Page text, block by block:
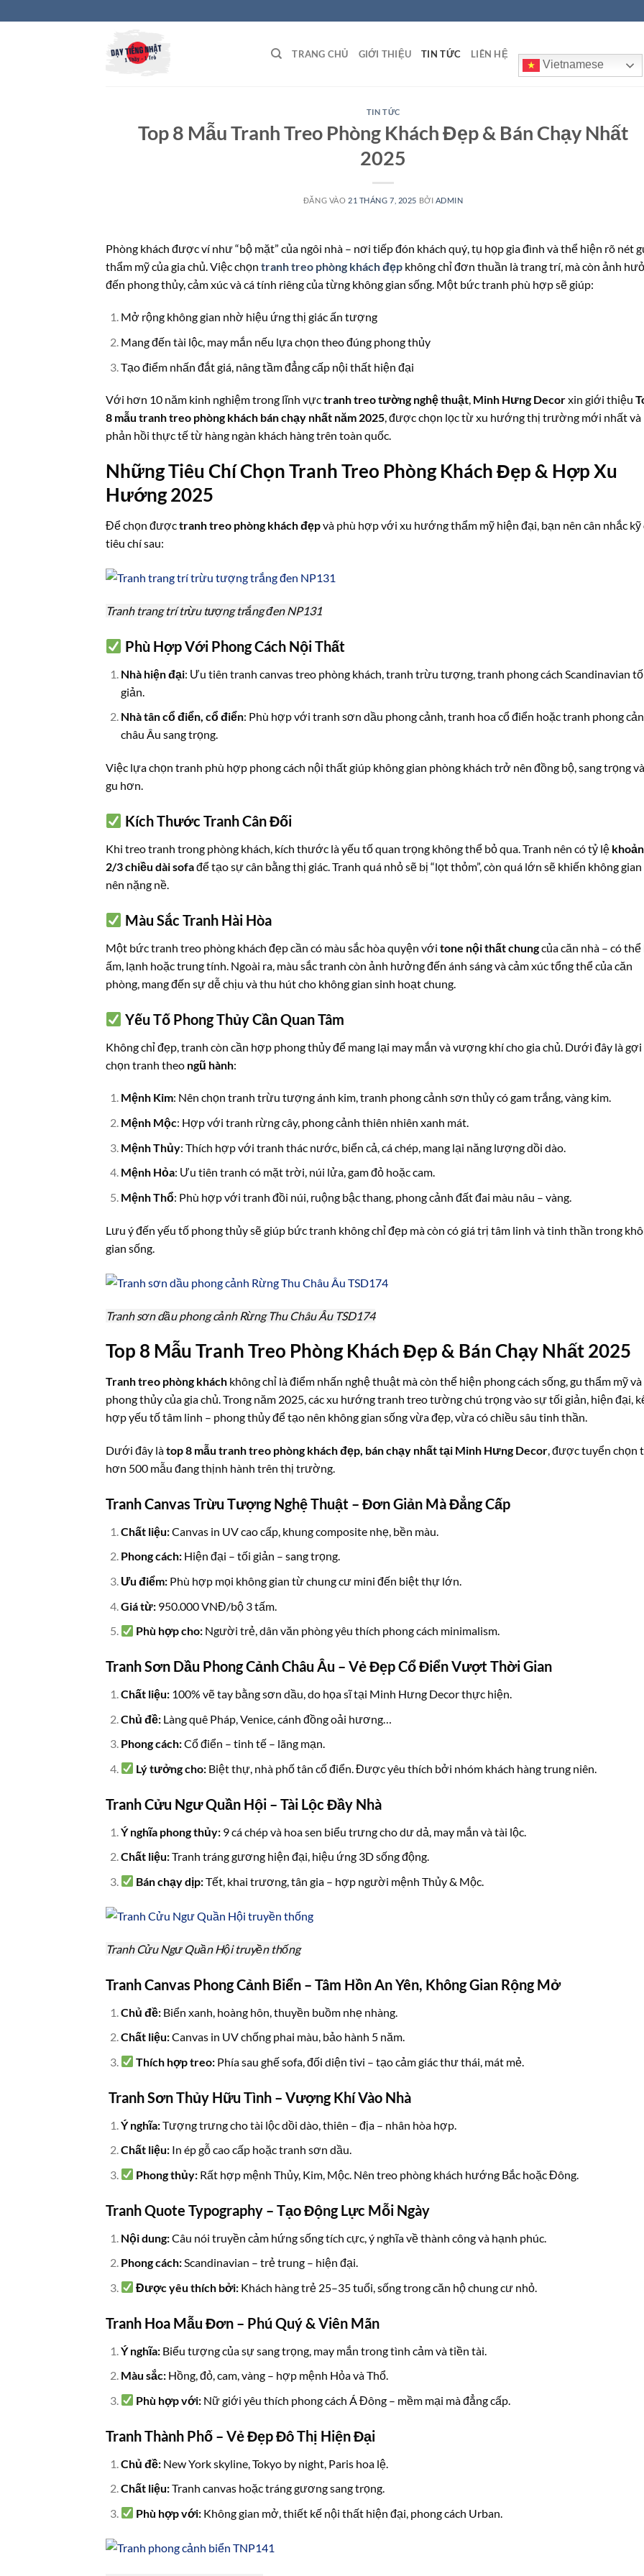
qua
TRANG CHỦ GIỚI THIỆU TIN TỨC LIÊN HỆ
Vietnamese
TIN TỨC
Top 8 Mẫu Tranh Treo Phòng Khách Đẹp & Bán Chạy Nhất
2025
ĐĂNG VÀO 21 THÁNG 7, 2025 BỞI ADMIN
Phòng khách được ví như “bộ mặt” của ngôi nhà – nơi tiếp đón khách quý, tụ họp gia đình và thể hiện rõ nét
thẩm mỹ của gia chủ. Việc chọn tranh treo phòng khách đẹp không chỉ đơn thuần là trang trí, mà còn ảnh
đến phong thủy, cảm xúc và cá tính riêng của từng không gian sống. Một bức tranh phù hợp sẽ giúp:
Mở rộng không gian nhờ hiệu ứng thị giác ấn tượng
Mang đến tài lộc, may mắn nếu lựa chọn theo đúng phong thủy
Tạo điểm nhấn đắt giá, nâng tầm đẳng cấp nội thất hiện đại
Với hơn 10 năm kinh nghiệm trong lĩnh vựctranh treo tường nghệ thuật, Minh Hưng Decorxin giới thiệu
8 mẫu tranh treo phòng khách bán chạy nhất năm 2025, được chọn lọc từ xu hướng thị trường mới nhất và
phản hồi thực tế từ hàng ngàn khách hàng trên toàn quốc.
Những Tiêu Chí Chọn Tranh Treo Phòng Khách Đẹp & Hợp Xu
Hướng 2025
Để chọn đượctranh treo phòng khách đẹpvà phù hợp với xu hướng thẩm mỹ hiện đại, bạn nên cân nhắc kỹ
tiêu chí sau:
Tranh trang trí trừu tượng trắng đen NP131
Phù Hợp Với Phong Cách Nội Thất
Nhà hiện đại: Ưu tiên tranh canvas treo phòng khách, tranh trừu tượng, tranh phong cách Scandinavian
giản.
Nhà tân cổ điển, cổ điển: Phù hợp với tranh sơn dầu phong cảnh, tranh hoa cổ điển hoặc tranh phong
châu Âu sang trọng.
Việc lựa chọn tranh phù hợp phong cách nội thất giúp không gian phòng khách trở nên đồng bộ, sang trọng
gu hơn.
Kích Thước Tranh Cân Đối
Khi treo tranh trong phòng khách, kích thước là yếu tố quan trọng không thể bỏ qua. Tranh nên có tỷ lệ
2/3 chiều dài sofađể tạo sự cân bằng thị giác. Tranh quá nhỏ sẽ bị “lọt thỏm”, còn quá lớn sẽ khiến không
nên nặng nề.
Màu Sắc Tranh Hài Hòa
Một bức tranh treo phòng khách đẹp cần có màu sắc hòa quyện với tone nội thất chungcủa căn nhà – có thể
ấm, lạnh hoặc trung tính. Ngoài ra, màu sắc tranh còn ảnh hưởng đến ánh sáng và cảm xúc tổng thể của căn
phòng, mang đến sự dễ chịu và thu hút cho không gian sinh hoạt chung.
Yếu Tố Phong Thủy Cần Quan Tâm
Không chỉ đẹp, tranh còn cần hợp phong thủy để mang lại may mắn và vượng khí cho gia chủ. Dưới đây là gợi
chọn tranh theo ngũ hành:
Mệnh Kim: Nên chọn tranh trừu tượng ánh kim, tranh phong cảnh sơn thủy có gam trắng, vàng kim.
Mệnh Mộc: Hợp với tranh rừng cây, phong cảnh thiên nhiên xanh mát.
Mệnh Thủy: Thích hợp với tranh thác nước, biển cả, cá chép, mang lại năng lượng dồi dào.
Mệnh Hỏa: Ưu tiên tranh có mặt trời, núi lửa, gam đỏ hoặc cam.
Mệnh Thổ: Phù hợp với tranh đồi núi, ruộng bậc thang, phong cảnh đất đai màu nâu – vàng.
Lưu ý đến yếu tố phong thủy sẽ giúp bức tranh không chỉ đẹp mà còn có giá trị tâm linh và tinh thần trong
gian sống.
Tranh sơn dầu phong cảnh Rừng Thu Châu Âu TSD174
Top 8 Mẫu Tranh Treo Phòng Khách Đẹp & Bán Chạy Nhất 2025
Tranh treo phòng khách không chỉ là điểm nhấn nghệ thuật mà còn thể hiện phong cách sống, gu thẩm mỹ và
phong thủy của gia chủ. Trong năm 2025, các xu hướng tranh treo tường chú trọng vào sự tối giản, hiện đại,
hợp yếu tố tâm linh – phong thủy để tạo nên không gian sống vừa đẹp, vừa có chiều sâu tinh thần.
Dưới đây làtop 8 mẫu tranh treo phòng khách đẹp, bán chạy nhất tại Minh Hưng Decor, được tuyển chọn
hơn 500 mẫu đang thịnh hành trên thị trường.
Tranh Canvas Trừu Tượng Nghệ Thuật – Đơn Giản Mà Đẳng Cấp
Chất liệu:Canvas in UV cao cấp, khung composite nhẹ, bền màu.
Phong cách:Hiện đại – tối giản – sang trọng.
Ưu điểm:Phù hợp mọi không gian từ chung cư mini đến biệt thự lớn.
Giá từ:950.000 VNĐ/bộ 3 tấm.
Phù hợp cho: Người trẻ, dân văn phòng yêu thích phong cách minimalism.
Tranh Sơn Dầu Phong Cảnh Châu Âu – Vẻ Đẹp Cổ Điển Vượt Thời Gian
Chất liệu:100% vẽ tay bằng sơn dầu, do họa sĩ tại Minh Hưng Decor thực hiện.
Chủ đề:Làng quê Pháp, Venice, cánh đồng oải hương…
Phong cách:Cổ điển – tinh tế – lãng mạn.
Lý tưởng cho: Biệt thự, nhà phố tân cổ điển. Được yêu thích bởi nhóm khách hàng trung niên.
Tranh Cửu Ngư Quần Hội – Tài Lộc Đầy Nhà
Ý nghĩa phong thủy:9 cá chép và hoa sen biểu trưng cho dư dả, may mắn và tài lộc.
Chất liệu:Tranh tráng gương hiện đại, hiệu ứng 3D sống động.
Bán chạy dịp:Tết, khai trương, tân gia – hợp người mệnh Thủy & Mộc.
Tranh Cửu Ngư Quần Hội truyền thống
Tranh Canvas Phong Cảnh Biển – Tâm Hồn An Yên, Không Gian Rộng Mở
Chủ đề:Biển xanh, hoàng hôn, thuyền buồm nhẹ nhàng.
Chất liệu:Canvas in UV chống phai màu, bảo hành 5 năm.
Thích hợp treo: Phía sau ghế sofa, đối diện tivi – tạo cảm giác thư thái, mát mẻ.
Tranh Sơn Thủy Hữu Tình – Vượng Khí Vào Nhà
Ý nghĩa:Tượng trưng cho tài lộc dồi dào, thiên – địa – nhân hòa hợp.
Chất liệu:In ép gỗ cao cấp hoặc tranh sơn dầu.
Phong thủy: Rất hợp mệnh Thủy, Kim, Mộc. Nên treo phòng khách hướng Bắc hoặc Đông.
Tranh Quote Typography – Tạo Động Lực Mỗi Ngày
Nội dung:Câu nói truyền cảm hứng sống tích cực, ý nghĩa về thành công và hạnh phúc.
Phong cách:Scandinavian – trẻ trung – hiện đại.
Được yêu thích bởi: Khách hàng trẻ 25–35 tuổi, sống trong căn hộ chung cư nhỏ.
Tranh Hoa Mẫu Đơn – Phú Quý & Viên Mãn
Ý nghĩa:Biểu tượng của sự sang trọng, may mắn trong tình cảm và tiền tài.
Màu sắc:Hồng, đỏ, cam, vàng – hợp mệnh Hỏa và Thổ.
Phù hợp với: Nữ giới yêu thích phong cách Á Đông – mềm mại mà đẳng cấp.
Tranh Thành Phố – Vẻ Đẹp Đô Thị Hiện Đại
Chủ đề:New York skyline, Tokyo by night, Paris hoa lệ.
Chất liệu:Tranh canvas hoặc tráng gương sang trọng.
Phù hợp với: Không gian mở, thiết kế nội thất hiện đại, phong cách Urban.